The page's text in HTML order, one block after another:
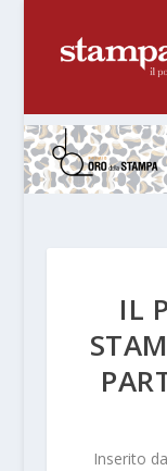
IL
Inserito da